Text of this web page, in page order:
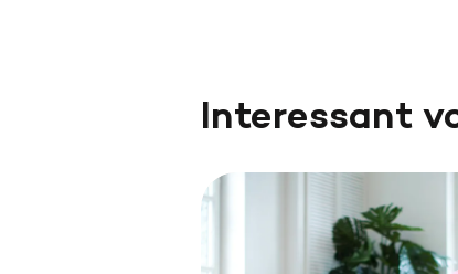
Interessant